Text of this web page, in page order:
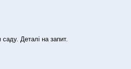
Деталі на запит.